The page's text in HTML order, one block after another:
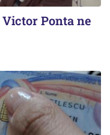
Ponta ne